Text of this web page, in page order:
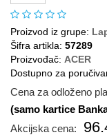
Proizvod iz grupe:
Šifra artikla: 57289
Proizvođač: ACER
Dostupno za
Cena za odloženo
(samo kartice
Akcijska cena: